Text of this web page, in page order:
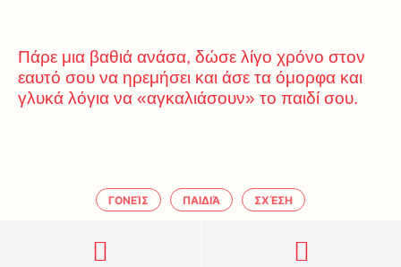
Πάρε μια βαθιά ανάσα, δώσε λίγο χρόνο στον
εαυτό σου να ηρεμήσει και άσε τα όμορφα και
γλυκά λόγια να «αγκαλιάσουν» το παιδί σου.
ΓΟΝΕΊΣ ΠΑΙΔΙΆ ΣΧΈΣΗ